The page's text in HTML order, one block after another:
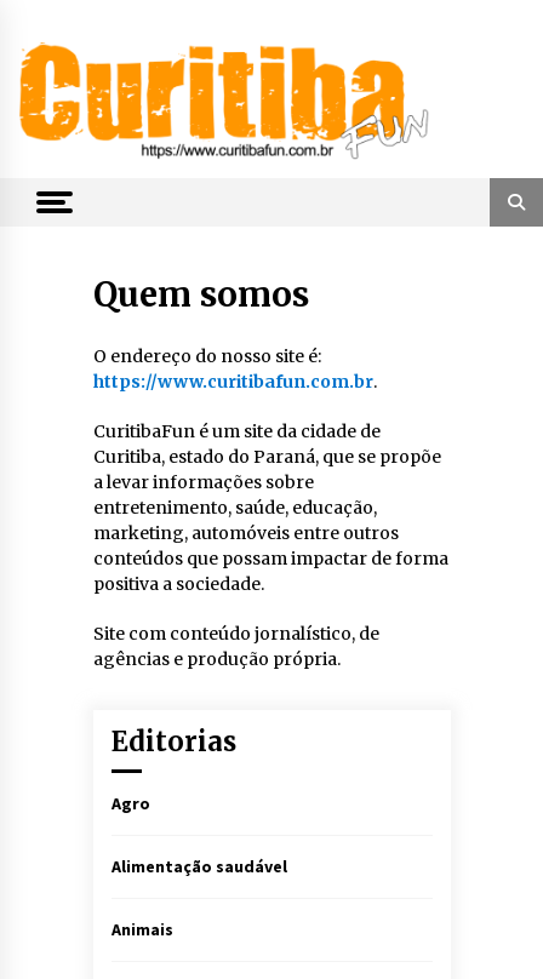
content
CuritibaFun
Quem somos
O endereço do nosso site é:
https://www.curitibafun.com.br.
CuritibaFun é um site da cidade de
Curitiba, estado do Paraná, que se propõe
a levar informações sobre
entretenimento, saúde, educação,
marketing, automóveis entre outros
conteúdos que possam impactar de forma
positiva a sociedade.
Site com conteúdo jornalístico, de
agências e produção própria.
Editorias
Agro
Alimentação saudável
Animais